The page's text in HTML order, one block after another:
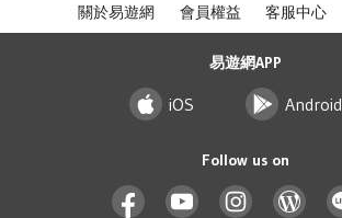
關於易遊網 會員權益 客服中心
易遊網APP
iOS Android
Follow us on